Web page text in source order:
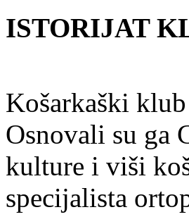
ISTORIJAT
Košarkaški
Osnovali su ga
kulture i viši
specijalista